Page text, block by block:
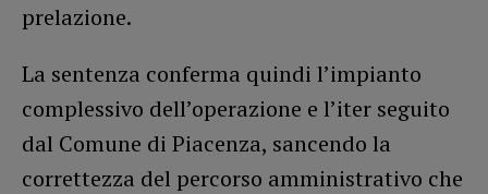
prelazione.
La sentenza conferma quindi l’impianto
complessivo dell’operazione e l’iter seguito
dal Comune di Piacenza, sancendo la
correttezza del percorso amministrativo che